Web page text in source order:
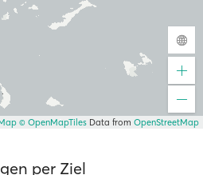
© OpenMapTiles Data from OpenStreetMap
per Ziel